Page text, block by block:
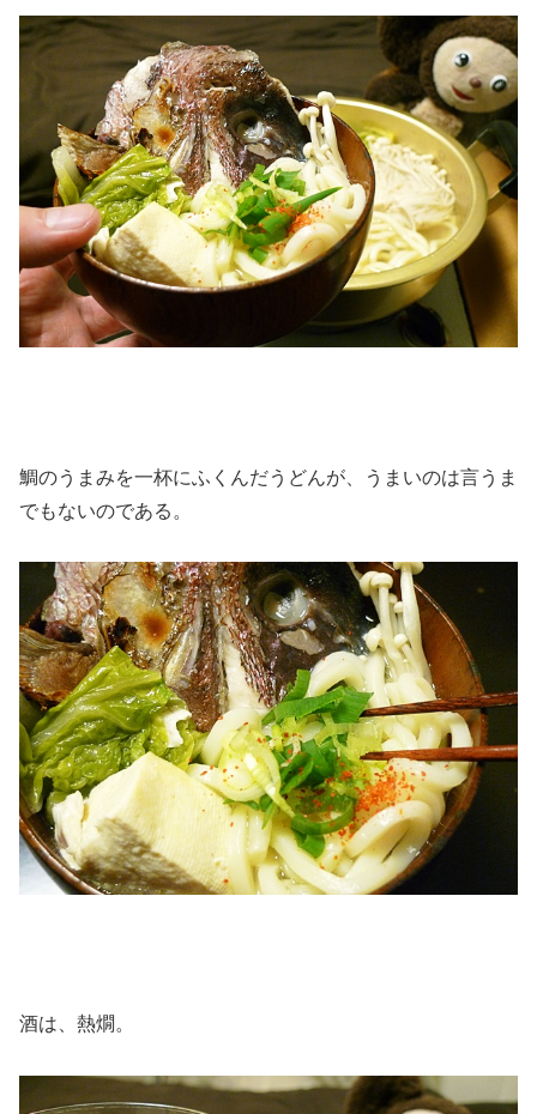
鯛のうまみを一杯にふくんだうどんが、うまいのは言うま
でもないのである。
酒は、熱燗。